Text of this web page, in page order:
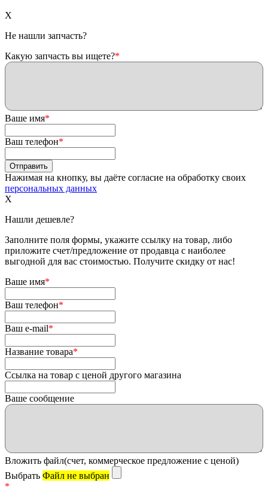
X
Не нашли запчасть?
Какую запчасть вы ищете?*
Ваше имя*
Ваш телефон*
Нажимая на кнопку, вы даёте согласие на обработку своих
персональных данных
X
Нашли дешевле?
Заполните поля формы, укажите ссылку на товар, либо
приложите счет/предложение от продавца с наиболее
выгодной для вас стоимостью. Получите скидку от нас!
Ваше имя*
Ваш телефон*
Ваш e-mail*
Название товара*
Ссылка на товар с ценой другого магазина
Ваше сообщение
Вложить файл(счет, коммерческое предложение с ценой)
Выбрать Файл не выбран
*